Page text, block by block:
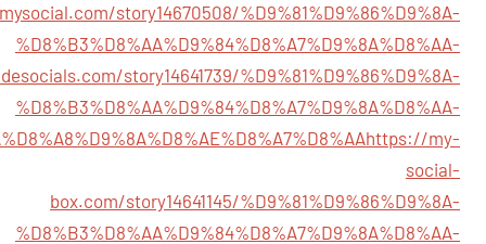
story14670508/%D9%81%D9%86%D9%8A-
%D8%B3%D8%AA%D9%84%D8%A7%D9%8A%D8%AA-
story14641739/%D9%81%D9%86%D9%8A-
%D8%B3%D8%AA%D9%84%D8%A7%D9%8A%D8%AA-
https://my-
social-
box.com/story14641145/%D9%81%D9%86%D9%8A-
%D8%B3%D8%AA%D9%84%D8%A7%D9%8A%D8%AA-